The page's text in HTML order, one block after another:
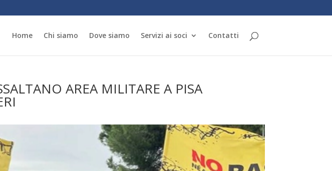
Home Chi siamo Dove siamo Servizi ai soci Contatti
AREA MILITARE A PISA